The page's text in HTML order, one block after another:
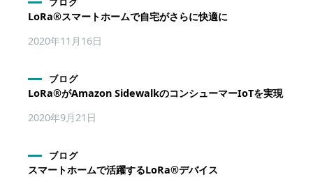
LoRa®スマートホームで自宅がさらに快適に
2020年11月16日
ブログ
LoRa®がAmazon SidewalkのコンシューマーIoTを実現
2020年9月21日
ブログ
スマートホームで活躍するLoRa®デバイス